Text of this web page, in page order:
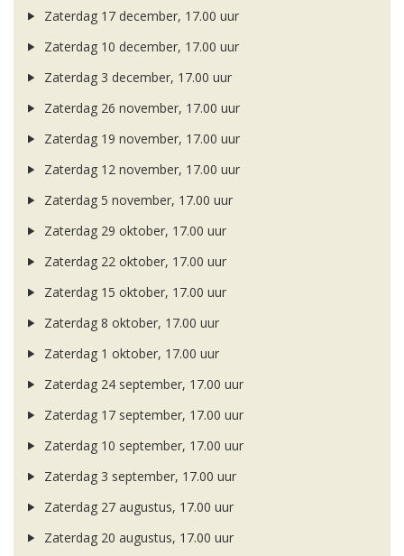
Zaterdag 17 december, 17.00 uur
Zaterdag 10 december, 17.00 uur
Zaterdag 3 december, 17.00 uur
Zaterdag 26 november, 17.00 uur
Zaterdag 19 november, 17.00 uur
Zaterdag 12 november, 17.00 uur
Zaterdag 5 november, 17.00 uur
Zaterdag 29 oktober, 17.00 uur
Zaterdag 22 oktober, 17.00 uur
Zaterdag 15 oktober, 17.00 uur
Zaterdag 8 oktober, 17.00 uur
Zaterdag 1 oktober, 17.00 uur
Zaterdag 24 september, 17.00 uur
Zaterdag 17 september, 17.00 uur
Zaterdag 10 september, 17.00 uur
Zaterdag 3 september, 17.00 uur
Zaterdag 27 augustus, 17.00 uur
Zaterdag 20 augustus, 17.00 uur